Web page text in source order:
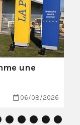
une
06/08/2026